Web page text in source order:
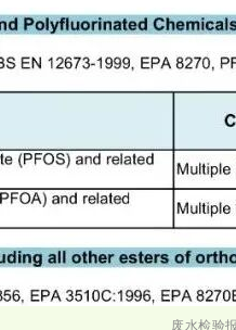
废水检验